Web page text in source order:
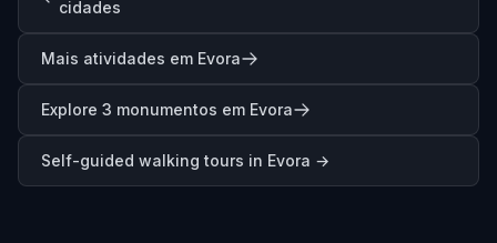
cidades
Mais atividades em Evora
Explore 3 monumentos em Evora
Self-guided walking tours in Evora →